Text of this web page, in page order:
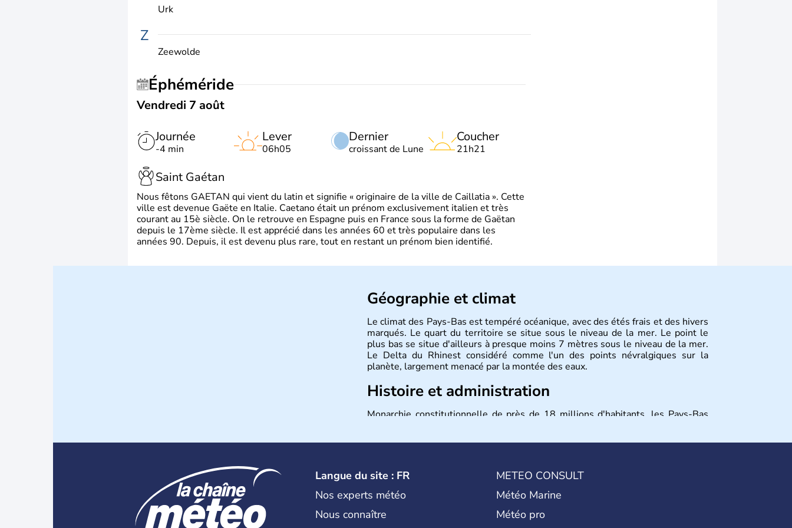
Urk
Z
Zeewolde
Éphéméride
Vendredi 7 août
Journée
-4 min
Dernier
croissant de Lune
Lever
06h05
Coucher
21h21
Saint Gaétan
Nous fêtons GAETAN qui vient du latin et signifie « originaire de la ville de Caillatia ». Cette
ville est devenue Gaëte en Italie. Caetano était un prénom exclusivement italien et très
courant au 15è siècle. On le retrouve en Espagne puis en France sous la forme de Gaëtan
depuis le 17ème siècle. Il est apprécié dans les années 60 et très populaire dans les
années 90. Depuis, il est devenu plus rare, tout en restant un prénom bien identifié.
Géographie et climat
Le climat des Pays-Bas est tempéré océanique, avec des étés frais et des hivers
marqués. Le quart du territoire se situe sous le niveau de la mer. Le point le
plus bas se situe d'ailleurs à presque moins 7 mètres sous le niveau de la mer.
Le Delta du Rhinest considéré comme l'un des points névralgiques sur la
planète, largement menacé par la montée des eaux.
Histoire et administration
Monarchie constitutionnelle de près de 18 millions d'habitants, les Pays-Bas
Langue du site : FR
Nos experts météo
Nous connaître
METEO CONSULT
Météo Marine
Météo pro